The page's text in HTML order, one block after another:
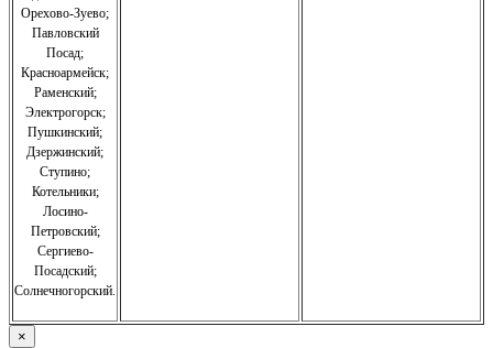
Орехово-Зуево;
Павловский
Посад;
Красноармейск;
Раменский;
Электрогорск;
Пушкинский;
Дзержинский;
Ступино;
Котельники;
Лосино-
Петровский;
Сергиево-
Посадский;
Солнечногорский.
×